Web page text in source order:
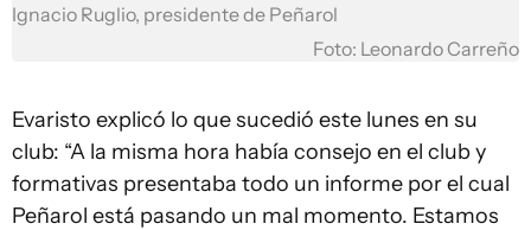
Ignacio Ruglio, presidente de Peñarol
Foto: Leonardo Carreño
Evaristo explicó lo que sucedió este lunes en su
club: “A la misma hora había consejo en el club y
formativas presentaba todo un informe por el cual
Peñarol está pasando un mal momento. Estamos